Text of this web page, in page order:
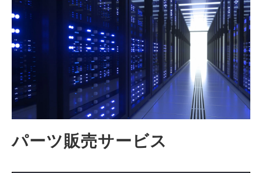
パーツ販売サービス